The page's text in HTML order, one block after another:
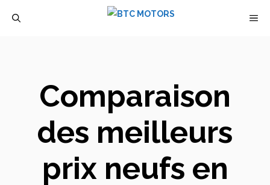
Comparaison
des meilleurs
prix neufs en